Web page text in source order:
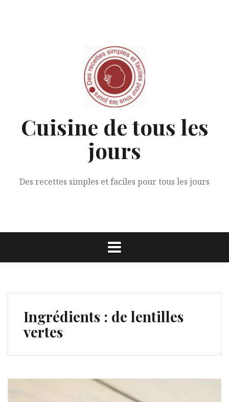
Cuisine de tous les
jours
Des recettes simples et faciles pour tous les jours
Ingrédients : de lentilles
vertes